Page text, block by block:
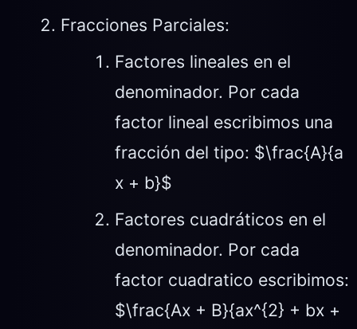
Fracciones Parciales:
Factores lineales en el
denominador. Por cada
factor lineal escribimos una
fracción del tipo: $\frac{A}{a
x + b}$
Factores cuadráticos en el
denominador. Por cada
factor cuadratico escribimos:
$\frac{Ax + B}{ax^{2} + bx +